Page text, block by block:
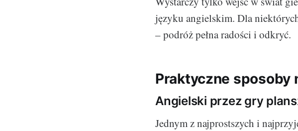
języku angielskim. Dla
– podróż pełna radości i odkryć.
Praktyczne sposoby
Angielski przez gry
Jednym z najprostszych i